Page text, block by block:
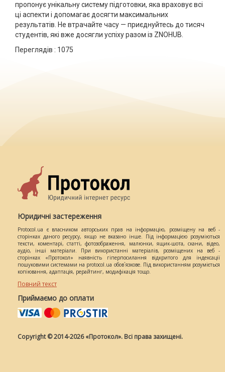
пропонує унікальну систему підготовки, яка враховує всі
ці аспекти і допомагає досягти максимальних
результатів. Не втрачайте часу — приєднуйтесь до тисяч
студентів, які вже досягли успіху разом із ZNOHUB.
Переглядів : 1075
Юридичні застереження
Protocol.ua є власником авторських прав на інформацію, розміщену на веб -
сторінках даного ресурсу, якщо не вказано інше. Під інформацією розуміються
тексти, коментарі, статті, фотозображення, малюнки, ящик-шота, скани, відео,
аудіо, інші матеріали. При використанні матеріалів, розміщених на веб -
сторінках «Протокол» наявність гіперпосилання відкритого для індексації
пошуковими системами на protocol.ua обов`язкове. Під використанням розуміється
копіювання, адаптація, рерайтинг, модифікація тощо.
Повний текст
Приймаємо до оплати
Copyright © 2014-2026 «Протокол». Всі права захищені.